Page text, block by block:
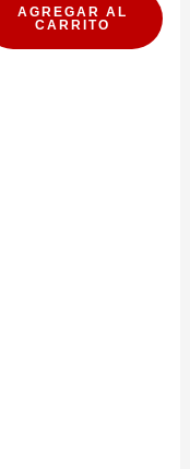
ULTRA
AGREGAR AL
CARRITO